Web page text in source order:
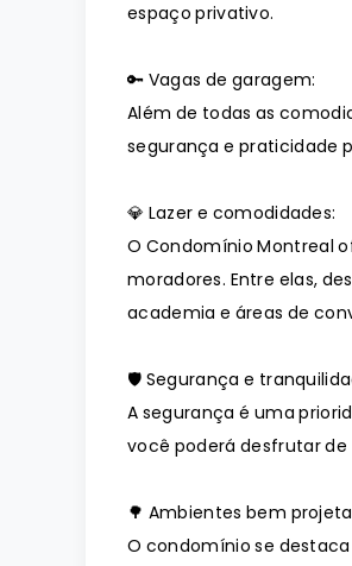
espaço privativo.
🔑 Vagas de garagem:
Além de todas as
segurança e praticidade
💎 Lazer e comodidades:
O Condomínio Montreal
moradores. Entre elas,
academia e áreas de
🛡️ Segurança e
A segurança é uma
você poderá desfrutar de
🌳 Ambientes bem
O condomínio se